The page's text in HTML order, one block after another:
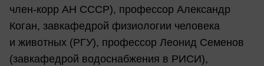
член-корр АН СССР), профессор Александр
Коган, завкафедрой физиологии человека
и животных (РГУ), профессор Леонид Семенов
(завкафедрой водоснабжения в РИСИ),